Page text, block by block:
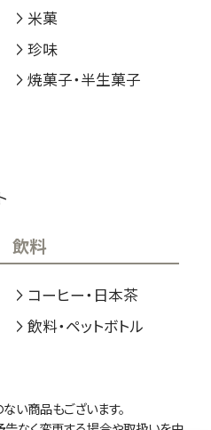
米菓
珍味
焼菓子・半生菓子
飲料
コーヒー・日本茶
飲料・ペットボトル
い商品もございます。